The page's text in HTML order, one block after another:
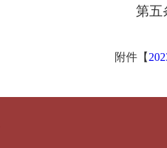
第五
附件【